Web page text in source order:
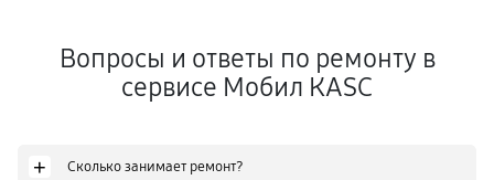
Вопросы и ответы по ремонту в
сервисе Мобил КASC
+ Сколько занимает ремонт?